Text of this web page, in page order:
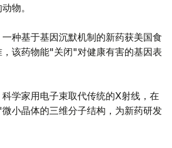
物。
种基于基因沉默机制的新药获美国食
该药物能"关闭"对健康有害的基因表
学家用电子束取代传统的X射线，在
小晶体的三维分子结构，为新药研发